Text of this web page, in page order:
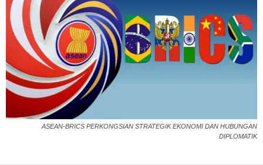
ASEAN-BRICS PERKONGSIAN STRATEGIK EKONOMI DAN HUBUNGAN
DIPLOMATIK